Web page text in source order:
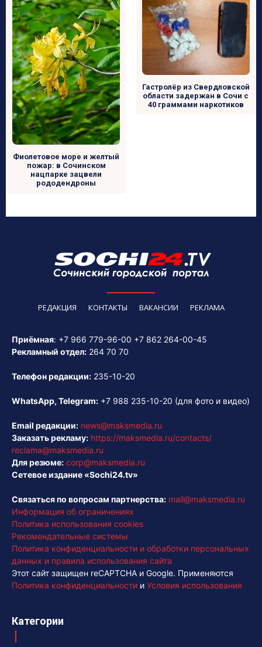
Фиолетовое море и желтый
пожар: в Сочинском
нацпарке зацвели
рододендроны
Гастролёр из Свердловской
области задержан в Сочи с
40 граммами наркотиков
РЕДАКЦИЯ КОНТАКТЫ ВАКАНСИИ РЕКЛАМА
Приёмная: +7 966 779-96-00 +7 862 264-00-45
Рекламный отдел: 264 70 70
Телефон редакции: 235-10-20
WhatsApp, Telegram: +7 988 235-10-20 (для фото и видео)
Email редакции: news@maksmedia.ru
Заказать рекламу: https://maksmedia.ru/contacts/
reclama@maksmedia.ru
Для резюме: corp@maksmedia.ru
Сетевое издание «Sochi24.tv»
Связаться по вопросам партнерства: mail@maksmedia.ru
Информация об ограничениях
Политика использования cookies
Рекомендательные системы
Политика конфиденциальности и обработки персональных
данных и правила использования сайта
Этот сайт защищен reCAPTCHA и Google. Применяются
Политика конфиденциальности и Условия использования
Категории